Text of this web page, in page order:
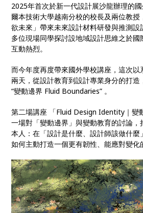
2025年首次於新一代設計展沙龍辦理的
爾本技術大學越南分校的校長及兩位教
欲未來」帶來未來設計材料研發與推測
多位現場同學探討設地域設計思維之於
互動熱烈。
而今年度再度帶來國外學校講座，這次
兩天，從設計教育到設計專業身分的打造
“變動邊界 Fluid Boundaries” 。
第二場講座 「Fluid Design Identity｜變
一場對「變動邊界」與變動教育的討論
本人：在「設計是什麼、設計師該做什麼
如何主動打造一個更有韌性、能應對變化